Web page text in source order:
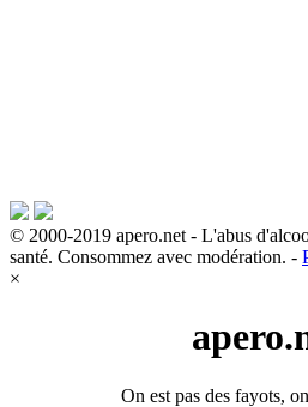
© 2000-2019 apero.net - L'abus
santé. Consommez avec modération. -
×
On est pas des fayots,